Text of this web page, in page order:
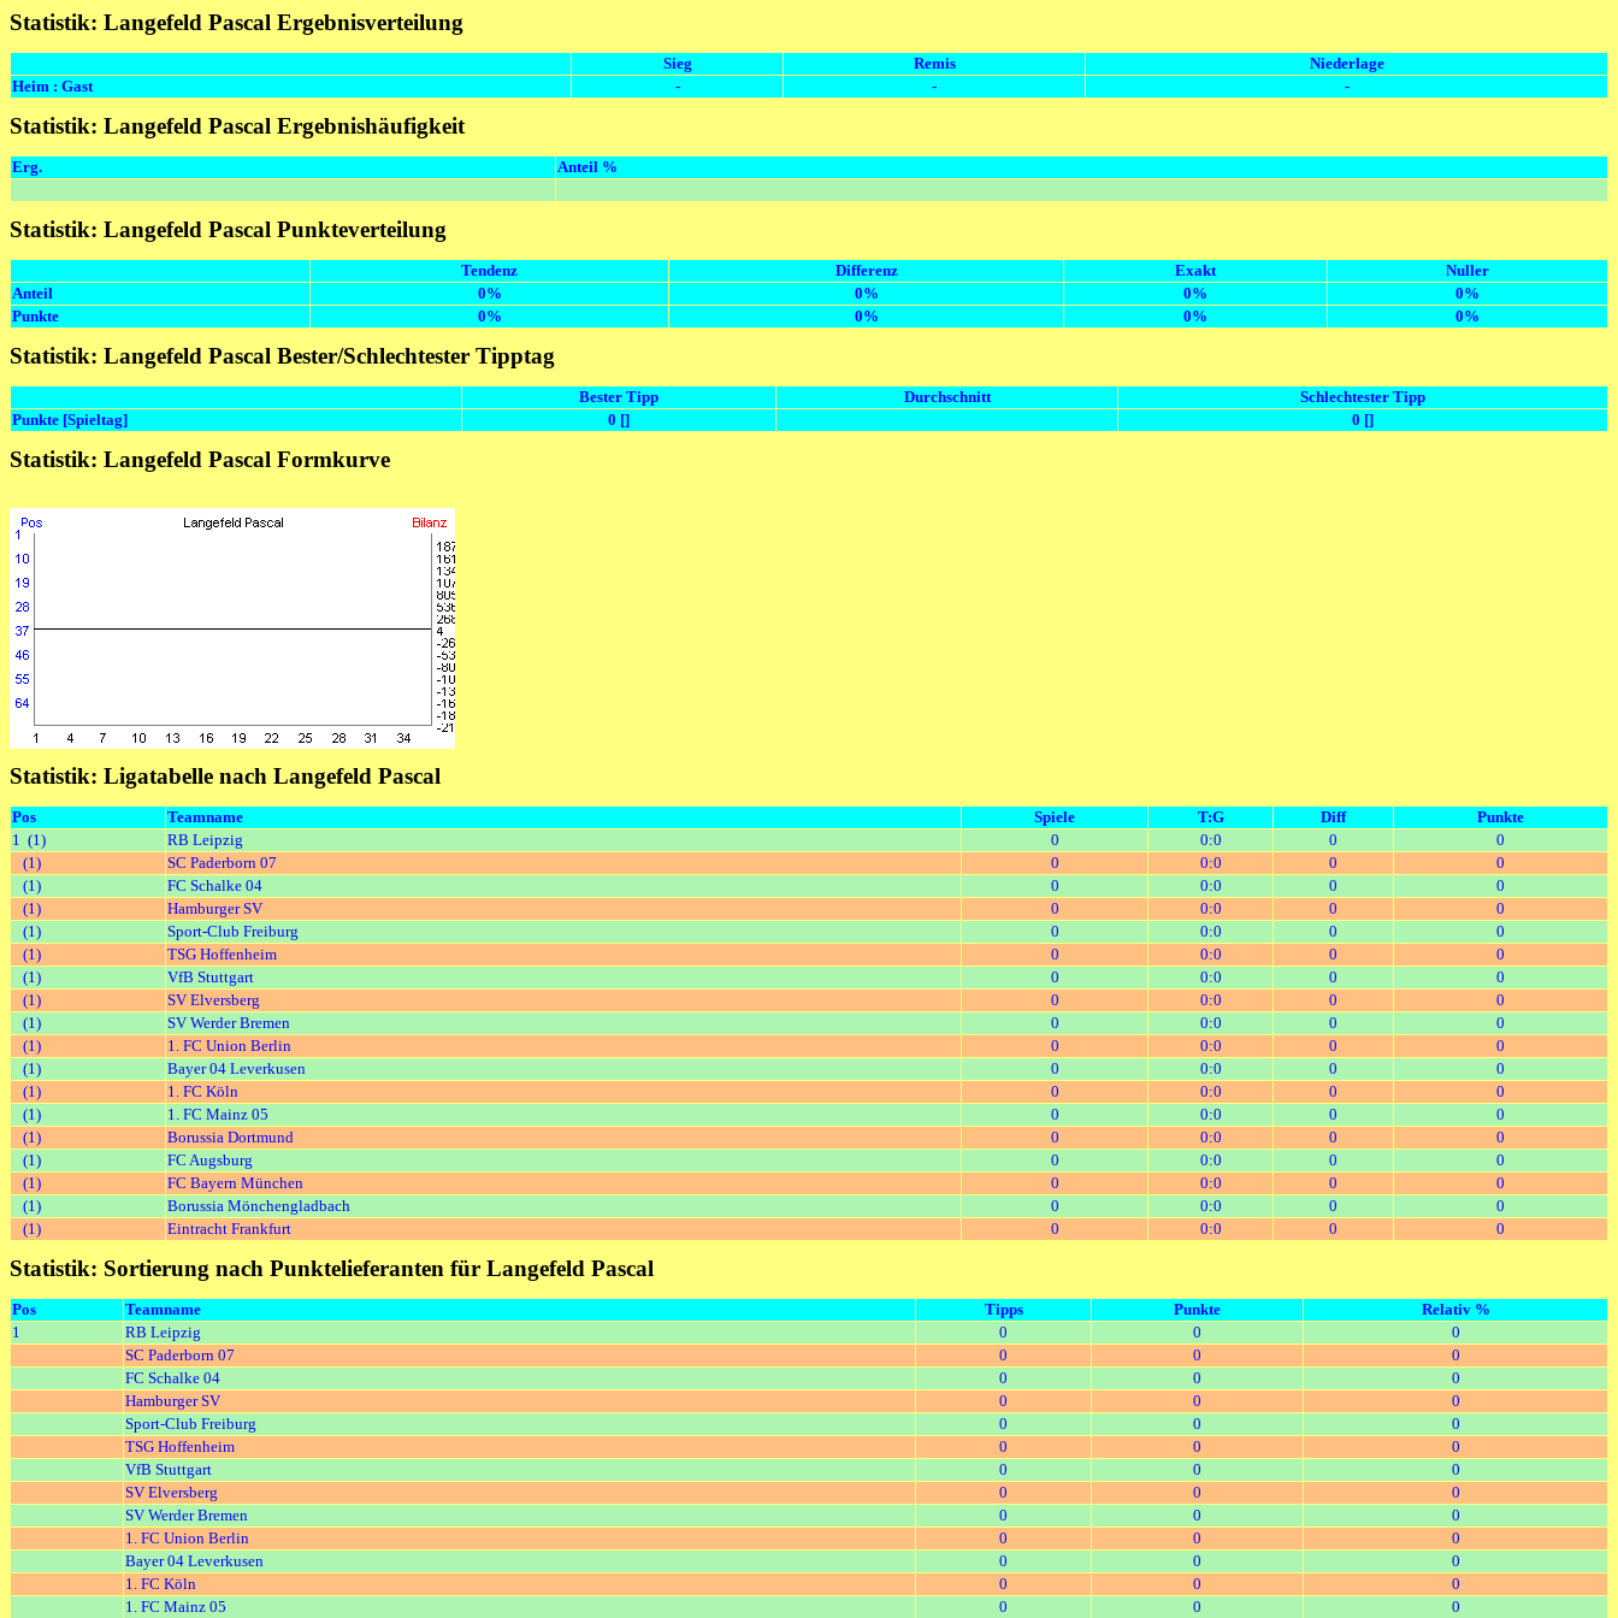
Statistik: Langefeld Pascal Ergebnisverteilung
Sieg Remis
Niederlage
Heim : Gast
- - -
Statistik: Langefeld Pascal Ergebnishäufigkeit
Erg. Anteil %
Statistik: Langefeld Pascal Punkteverteilung
Tendenz Differenz Exakt
Nuller
Anteil
0% 0% 0%
0%
Punkte
0% 0% 0% 0%
Statistik: Langefeld Pascal Bester/Schlechtester Tipptag
Bester Tipp Durchschnitt
Schlechtester Tipp
Punkte [Spieltag]
0 [] 0 []
Statistik: Langefeld Pascal Formkurve
Statistik: Ligatabelle nach Langefeld Pascal
Pos Teamname Spiele T:G Diff
Punkte
1 (1)
RB Leipzig 0 0:0 0
0
(1)
SC Paderborn 07 0 0:0 0
0
(1)
FC Schalke 04 0 0:0 0
0
(1)
Hamburger SV 0 0:0 0
0
(1)
Sport-Club Freiburg 0 0:0 0
0
(1)
TSG Hoffenheim 0 0:0 0
0
(1)
VfB Stuttgart 0 0:0 0
0
(1)
SV Elversberg 0 0:0 0
0
(1)
SV Werder Bremen 0 0:0 0
0
(1)
1. FC Union Berlin 0 0:0 0
0
(1)
Bayer 04 Leverkusen 0 0:0 0
0
(1)
1. FC Köln 0 0:0 0
0
(1)
1. FC Mainz 05 0 0:0 0
0
(1)
Borussia Dortmund 0 0:0 0
0
(1)
FC Augsburg 0 0:0 0
0
(1)
FC Bayern München 0 0:0 0
0
(1)
Borussia Mönchengladbach 0 0:0 0
0
(1)
Eintracht Frankfurt 0 0:0 0 0
Statistik: Sortierung nach Punktelieferanten für Langefeld Pascal
Pos Teamname Tipps Punkte
Relativ %
1
RB Leipzig 0 0
0
SC Paderborn 07
0 0
0
FC Schalke 04
0 0
0
Hamburger SV
0 0
0
Sport-Club Freiburg
0 0
0
TSG Hoffenheim
0 0
0
VfB Stuttgart
0 0
0
SV Elversberg
0 0
0
SV Werder Bremen
0 0
0
1. FC Union Berlin
0 0
0
Bayer 04 Leverkusen
0 0
0
1. FC Köln
0 0
0
1. FC Mainz 05
0 0 0